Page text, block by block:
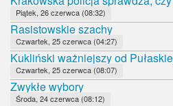
Piątek, 26 czerwca (08:32)
Rasistowskie szachy
Czwartek, 25 czerwca (04:27)
Kukliński ważniejszy od
Czwartek, 25 czerwca (08:07)
Zwykłe wybory
Środa, 24 czerwca (08:12)